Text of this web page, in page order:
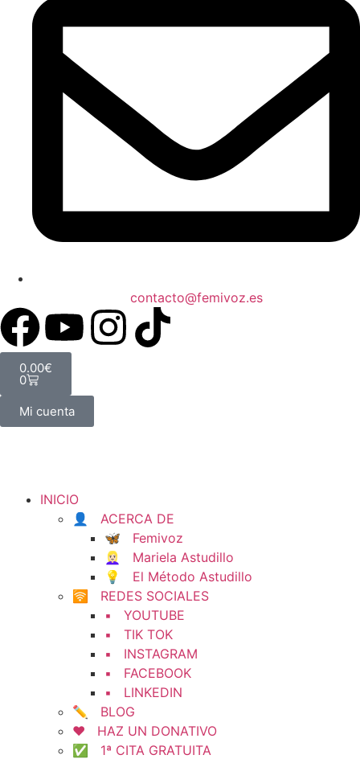
contacto@femivoz.es
0.00€
0
Mi cuenta
INICIO
👤 ACERCA DE
🦋 Femivoz
👱🏻‍♀️ Mariela Astudillo
💡 El Método Astudillo
🛜 REDES SOCIALES
▪️ YOUTUBE
▪️ TIK TOK
▪️ INSTAGRAM
▪️ FACEBOOK
▪️ LINKEDIN
✏️ BLOG
❤️ HAZ UN DONATIVO
✅ 1ª CITA GRATUITA